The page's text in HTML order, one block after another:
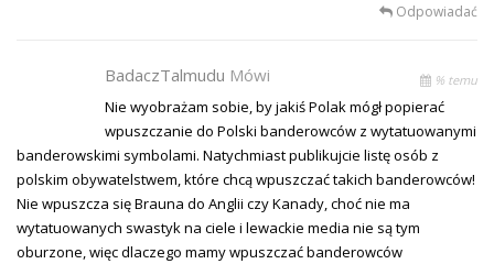
Odpowiadać
BadaczTalmudu Mówi % temu
Nie wyobrażam sobie, by jakiś Polak mógł popierać
wpuszczanie do Polski banderowców z wytatuowanymi
banderowskimi symbolami. Natychmiast publikujcie listę osób z
polskim obywatelstwem, które chcą wpuszczać takich banderowców!
Nie wpuszcza się Brauna do Anglii czy Kanady, choć nie ma
wytatuowanych swastyk na ciele i lewackie media nie są tym
oburzone, więc dlaczego mamy wpuszczać banderowców